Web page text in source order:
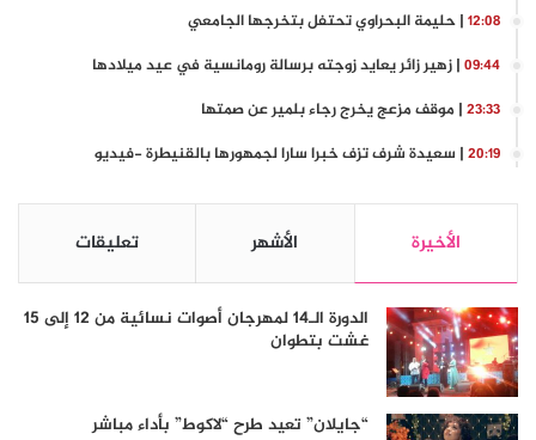
12:08 | حليمة البحراوي تحتفل بتخرجها الجامعي
09:44 | زهير زائر يعايد زوجته برسالة رومانسية في عيد ميلادها
23:33 | موقف مزعج يخرج رجاء بلمير عن صمتها
20:19 | سعيدة شرف تزف خبرا سارا لجمهورها بالقنيطرة -فيديو
الأخيرة الأشهر تعليقات
الدورة الـ14 لمهرجان أصوات نسائية من 12 إلى 15
غشت بتطوان
“جايلان” تعيد طرح “لاكوط” بأداء مباشر